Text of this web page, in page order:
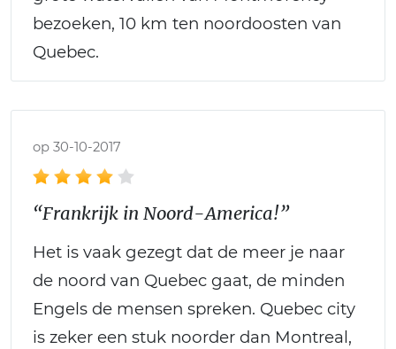
bezoeken, 10 km ten noordoosten van
Quebec.
op 30-10-2017
“Frankrijk in Noord-America!”
Het is vaak gezegt dat de meer je naar
de noord van Quebec gaat, de minden
Engels de mensen spreken. Quebec city
is zeker een stuk noorder dan Montreal,